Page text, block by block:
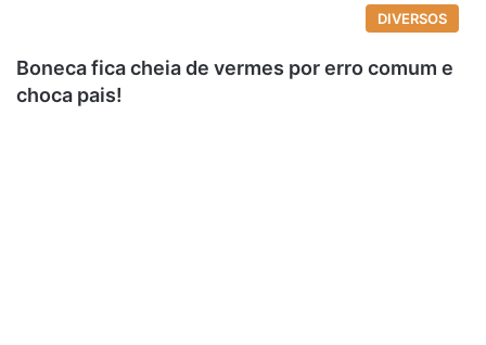
DIVERSOS
Boneca fica cheia de vermes por erro comum e
choca pais!